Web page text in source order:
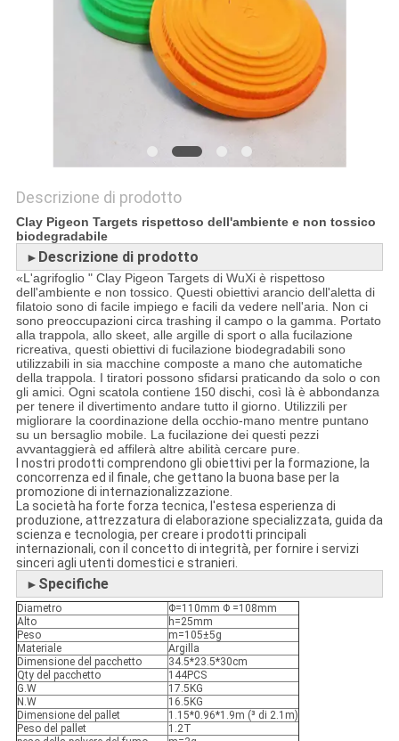
PRIVACY
Descrizione di prodotto
Clay Pigeon Targets rispettoso dell'ambiente e non tossico
biodegradabile
► Descrizione di prodotto
«L'agrifoglio " Clay Pigeon Targets di WuXi è rispettoso
dell'ambiente e non tossico. Questi obiettivi arancio dell'aletta di
filatoio sono di facile impiego e facili da vedere nell'aria. Non ci
sono preoccupazioni circa trashing il campo o la gamma. Portato
alla trappola, allo skeet, alle argille di sport o alla fucilazione
ricreativa, questi obiettivi di fucilazione biodegradabili sono
utilizzabili in sia macchine composte a mano che automatiche
della trappola. I tiratori possono sfidarsi praticando da solo o con
gli amici. Ogni scatola contiene 150 dischi, così là è abbondanza
per tenere il divertimento andare tutto il giorno. Utilizzili per
migliorare la coordinazione della occhio-mano mentre puntano
su un bersaglio mobile. La fucilazione dei questi pezzi
avvantaggierà ed affilerà altre abilità cercare pure.
I nostri prodotti comprendono gli obiettivi per la formazione, la
concorrenza ed il finale, che gettano la buona base per la
promozione di internazionalizzazione.
La società ha forte forza tecnica, l'estesa esperienza di
produzione, attrezzatura di elaborazione specializzata, guida da
scienza e tecnologia, per creare i prodotti principali
internazionali, con il concetto di integrità, per fornire i servizi
sinceri agli utenti domestici e stranieri.
► Specifiche
Diametro
Φ=110mm Φ =108mm
Alto
h=25mm
Peso
m=105±5g
Materiale
Argilla
Dimensione del pacchetto
34.5*23.5*30cm
Qty del pacchetto
144PCS
G.W
17.5KG
N.W
16.5KG
Dimensione del pallet
1.15*0.96*1.9m (³ di 2.1m)
Peso del pallet
1.2T